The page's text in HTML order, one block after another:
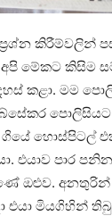
කිරීම්වලින්
මේකට කිසිම
කළා. මම
පොලිසියට
හොස්පිටල්
එයාව පාර
ඔළුව.
එයා මියගිහින්